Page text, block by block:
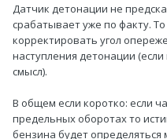
Датчик детонации не
срабатывает уже по факту.
корректировать угол
наступления детонации
смысл).
В общем если коротко: если
предельных оборотах то
бензина будет